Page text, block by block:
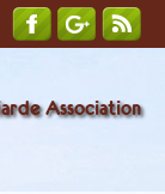
Association